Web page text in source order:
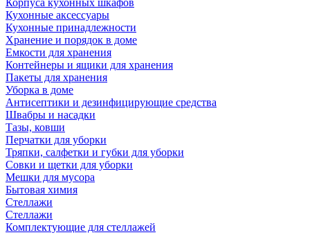
Корпуса кухонных шкафов
Кухонные аксессуары
Кухонные принадлежности
Хранение и порядок в доме
Емкости для хранения
Контейнеры и ящики для хранения
Пакеты для хранения
Уборка в доме
Антисептики и дезинфицирующие средства
Швабры и насадки
Тазы, ковши
Перчатки для уборки
Тряпки, салфетки и губки для уборки
Совки и щетки для уборки
Мешки для мусора
Бытовая химия
Стеллажи
Стеллажи
Комплектующие для стеллажей